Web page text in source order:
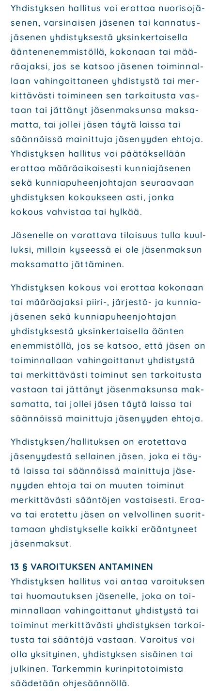
Yhdis­tyk­sen hal­li­tus voi erot­taa nuo­ri­so­jä­
se­nen, var­si­nai­sen jäse­nen tai kan­na­tus­
jä­se­nen yhdis­tyk­ses­tä yksin­ker­tai­sel­la
ään­te­ne­nem­mis­töl­lä, koko­naan tai mää­
rä­ajak­si, jos se kat­soo jäse­nen toi­min­nal­
laan vahin­goit­ta­neen yhdis­tys­tä tai mer­
kit­tä­väs­ti toi­mi­neen sen tar­koi­tus­ta vas­
taan tai jät­tä­nyt jäsen­mak­sun­sa mak­sa­
mat­ta, tai jol­lei jäsen täy­tä lais­sa tai
sään­nöis­sä mai­nit­tu­ja jäse­nyy­den ehto­ja.
Yhdis­tyk­sen hal­li­tus voi pää­tök­sel­lään
erot­taa mää­rä­ai­kai­ses­ti kun­nia­jä­se­nen
sekä kun­nia­pu­heen­joh­ta­jan seu­raa­vaan
yhdis­tyk­sen kokouk­seen asti, jon­ka
kokous vah­vis­taa tai hyl­kää.
Jäse­nel­le on varat­ta­va tilai­suus tul­la kuul­
luk­si, mil­loin kysees­sä ei ole jäsen­mak­sun
mak­sa­mat­ta jät­tä­mi­nen.
Yhdis­tyk­sen kokous voi erot­taa koko­naan
tai mää­rä­ajak­si pii­ri-, jär­jes­tö- ja kun­nia­
jä­se­nen sekä kun­nia­pu­heen­joh­ta­jan
yhdis­tyk­ses­tä yksin­ker­tai­sel­la ään­ten
enem­mis­töl­lä, jos se kat­soo, että jäsen on
toi­min­nal­laan vahin­goit­ta­nut yhdis­tys­tä
tai mer­kit­tä­väs­ti toi­mi­nut sen tar­koi­tus­ta
vas­taan tai jät­tä­nyt jäsen­mak­sun­sa mak­
sa­mat­ta, tai jol­lei jäsen täy­tä lais­sa tai
sään­nöis­sä mai­nit­tu­ja jäse­nyy­den ehto­ja.
Yhdistyksen/hallituksen on ero­tet­ta­va
jäse­nyy­des­tä sel­lai­nen jäsen, joka ei täy­
tä lais­sa tai sään­nöis­sä mai­nit­tu­ja jäse­
nyy­den ehto­ja tai on muu­ten toi­mi­nut
mer­kit­tä­väs­ti sään­tö­jen vas­tai­ses­ti. Eroa­
va tai ero­tet­tu jäsen on vel­vol­li­nen suo­rit­
ta­maan yhdis­tyk­sel­le kaik­ki erään­ty­neet
jäsen­mak­sut.
13 § VAROI­TUK­SEN ANTA­MI­NEN
Yhdis­tyk­sen hal­li­tus voi antaa varoi­tuk­sen
tai huo­mau­tuk­sen jäse­nel­le, joka on toi­
min­nal­laan vahin­goit­ta­nut yhdis­tys­tä tai
toi­mi­nut mer­kit­tä­väs­ti yhdis­tyk­sen tar­koi­
tus­ta tai sään­tö­jä vas­taan. Varoi­tus voi
olla yksi­tyi­nen, yhdis­tyk­sen sisäi­nen tai
jul­ki­nen.Tar­kem­min kurin­pi­to­toi­mis­ta
sää­de­tään ohje­sään­nöl­lä.